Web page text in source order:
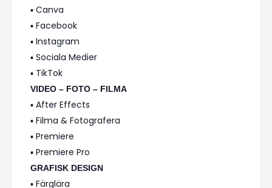
▪️ Canva
▪️ Facebook
▪️ Instagram
▪️ Sociala Medier
▪️ TikTok
VIDEO – FOTO – FILMA
▪️ After Effects
▪️ Filma & Fotografera
▪️ Premiere
▪️ Premiere Pro
GRAFISK DESIGN
▪️ Färglära